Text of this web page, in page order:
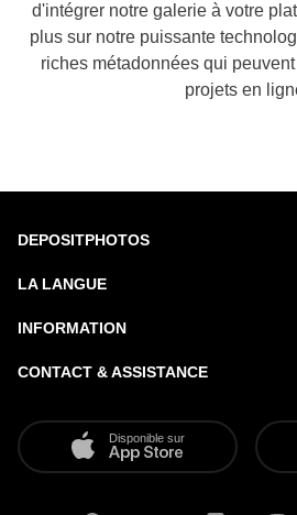
d'intégrer notre galerie à votre
plus sur notre puissante
riches métadonnées qui
projets en
DEPOSITPHOTOS
LA LANGUE
INFORMATION
Disponible sur
CONTACT & ASSISTANCE